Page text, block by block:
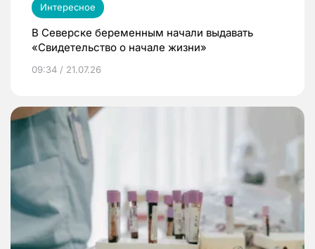
Интересное
В Северске беременным начали выдавать
«Свидетельство о начале жизни»
09:34 / 21.07.26